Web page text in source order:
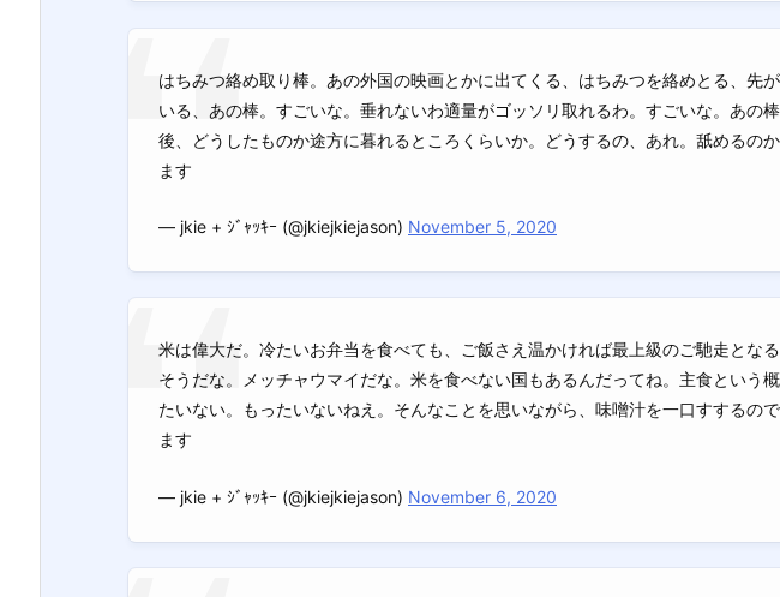
はちみつ絡め取り棒。あの外国の映画とかに出てくる、はちみつを絡めとる、先
いる、あの棒。すごいな。垂れないわ適量がゴッソリ取れるわ。すごいな。あの
後、どうしたものか途方に暮れるところくらいか。どうするの、あれ。舐めるの
ます
— jkie + ｼﾞｬｯｷｰ (@jkiejkiejason) November 5, 2020
米は偉大だ。冷たいお弁当を食べても、ご飯さえ温かければ最上級のご馳走となる
そうだな。メッチャウマイだな。米を食べない国もあるんだってね。主食という
たいない。もったいないねえ。そんなことを思いながら、味噌汁を一口すするの
ます
— jkie + ｼﾞｬｯｷｰ (@jkiejkiejason) November 6, 2020